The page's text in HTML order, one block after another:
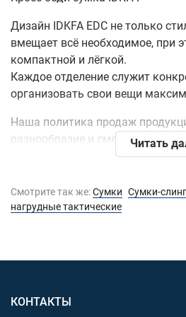
Дизайн IDKFA EDC не только
вмещает всё необходимое, при
компактной и лёгкой.
Каждое отделение служит
организовать свои вещи
Наша политика продаж
разнообразие и смена
значит, что расцветки
продаются в настоящее время
заменены на новые.
напишите запрос на наш емейл
следующие комбинации
Читать
Смотрите так же:Сумки Cумки-слинг
нагрудные тактические
КОНТАКТЫ